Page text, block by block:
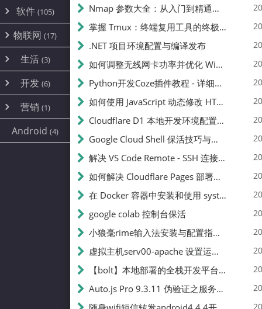
ProxmoxVE
Ubuntu(7)
环境配置
DD重装(3)
加速优化(34)
面板(12)
容器
游戏 (7)
饥荒(7)
云服务商(4)
WEB源码(6)
建站(5)
软件 (105)
安全(12)
办公(4)
图片 (2)
文件
系统 (35)
AI(10)
物联网 (17)
路由器
随身wifi(1)
mobile(14)
刷机
magisk
生活 (3)
线报
sim卡(1)
开发 (6)
编译
JavaScript(2)
python(2)
营销 (1)
公关(1)
SEO(1)
Android (4)
Nmap 参数大全：从入门到精通，掌握网络扫描的核心技巧
掌握 Tmux：终端复用工具的终极指南
.NET 项目环境配置与编译发布
如何调整无线网卡功率并优化 Wifite 的功率设置
Python开发Coze插件教程 - 详细步骤与注意事项
如何使用 JavaScript 动态修改 HTML 中的权限文本 | 前端开发教程
Cloudflare D1 本地开发环境配置指南 | CF Pages Local Development Guide
Google Cloud Shell 保活技巧与配额时间查看方法
解决 VS Code Remote - SSH 连接失败问题：从权限问题到成功启动
如何解决 Cloudflare Pages 部署中的 API Token 权限问题
在 Docker 容器中安装和使用 systemctl 的完整指南
google colab 控制台保活
小狼毫rime输入法安装与配置指南：从基础到高级自定义
虚拟主机serv00-apache 设置运行目录
【bolt】本地部署的全栈开发平台，支持本地及众多API，本地一键生成应用，部署教程
Auto.js Pro 9.3.11 伪验证之服务器接口 Nginx 版
📝
250
篇文章
✍️
231k
总字数
👥